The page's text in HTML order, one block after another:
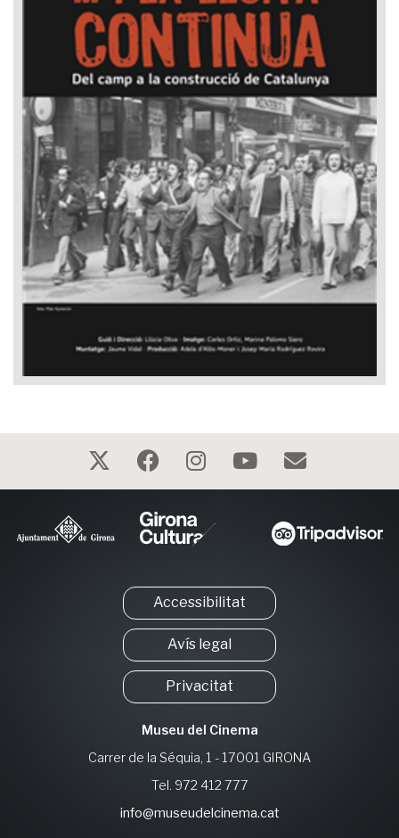
Accessibilitat
Avís legal
Privacitat
Museu del Cinema
Carrer de la Séquia, 1 - 17001 GIRONA
Tel. 972 412 777
info@museudelcinema.cat